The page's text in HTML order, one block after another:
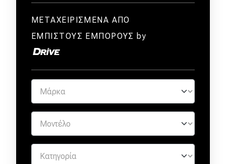
ΜΕΤΑΧΕΙΡΙΣΜΕΝΑ ΑΠΟ
ΕΜΠΙΣΤΟΥΣ ΕΜΠΟΡΟΥΣ by